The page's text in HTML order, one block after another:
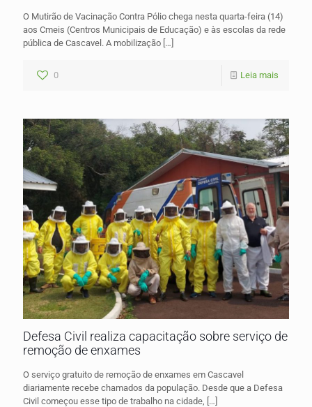
O Mutirão de Vacinação Contra Pólio chega nesta quarta-feira (14)
aos Cmeis (Centros Municipais de Educação) e às escolas da rede
pública de Cascavel. A mobilização […]
0 Leia mais
Defesa Civil realiza capacitação sobre serviço de
remoção de enxames
O serviço gratuito de remoção de enxames em Cascavel
diariamente recebe chamados da população. Desde que a Defesa
Civil começou esse tipo de trabalho na cidade, […]